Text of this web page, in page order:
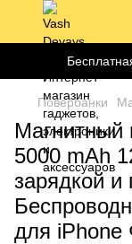
Повербанки
Магнитный
5000 mAh
зарядкой и
для iPhone